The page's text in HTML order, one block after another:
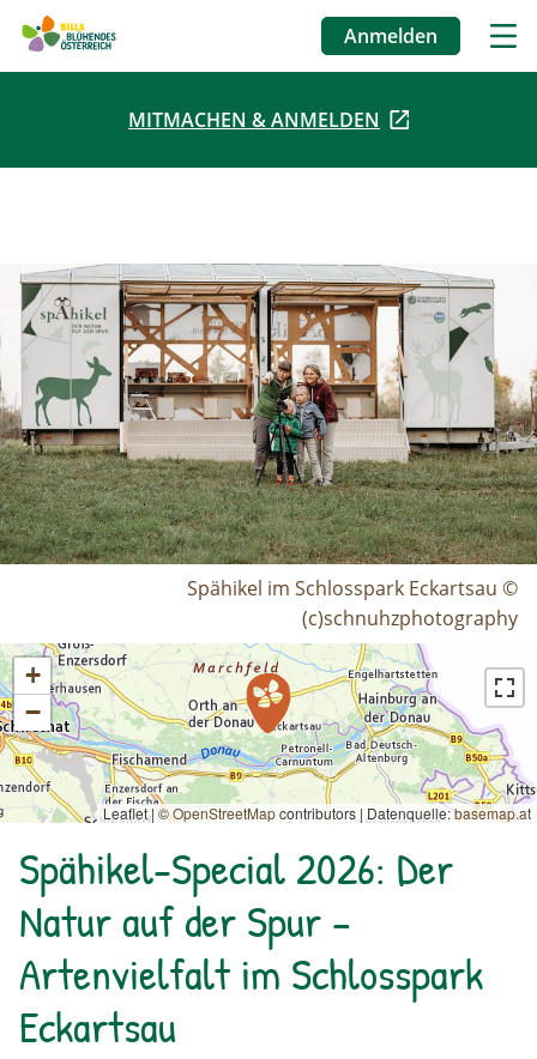
Direkt
Benutzermenü
Anmelden
MITMACHEN & ANMELDEN
Spähikel im Schlosspark Eckartsau ©
(c)schnuhzphotography
+
−
Leaflet | ©OpenStreetMapcontributors | Datenquelle:basemap.at
Spähikel-Special 2026: Der
Natur auf der Spur –
Artenvielfalt im Schlosspark
Eckartsau